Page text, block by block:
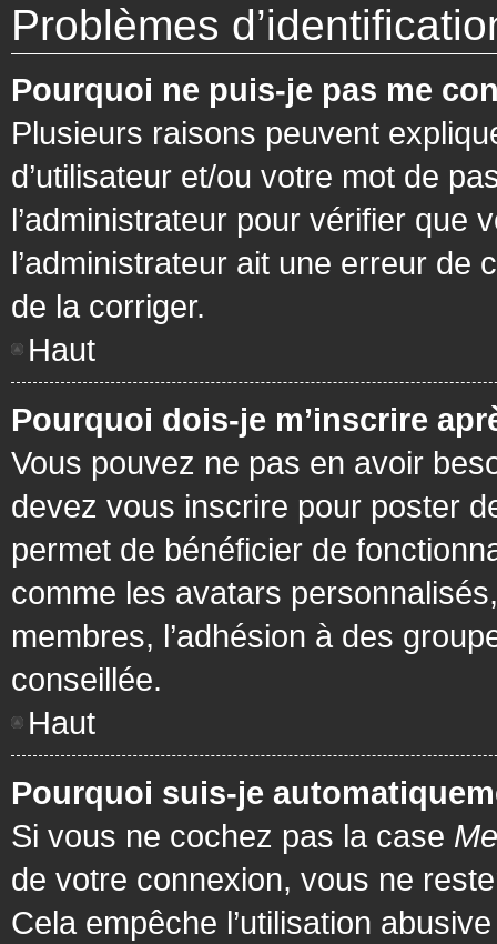
Problèmes
Pourquoi ne puis-je pas me
Plusieurs raisons peuvent
d’utilisateur et/ou votre mot de
l’administrateur pour vérifier que
l’administrateur ait une erreur de
de la corriger.
Haut
Pourquoi dois-je m’inscrire
Vous pouvez ne pas en avoir
devez vous inscrire pour poster
permet de bénéficier de
comme les avatars
membres, l’adhésion à des
conseillée.
Haut
Pourquoi suis-je
Si vous ne cochez pas la case
de votre connexion, vous ne
Cela empêche l’utilisation